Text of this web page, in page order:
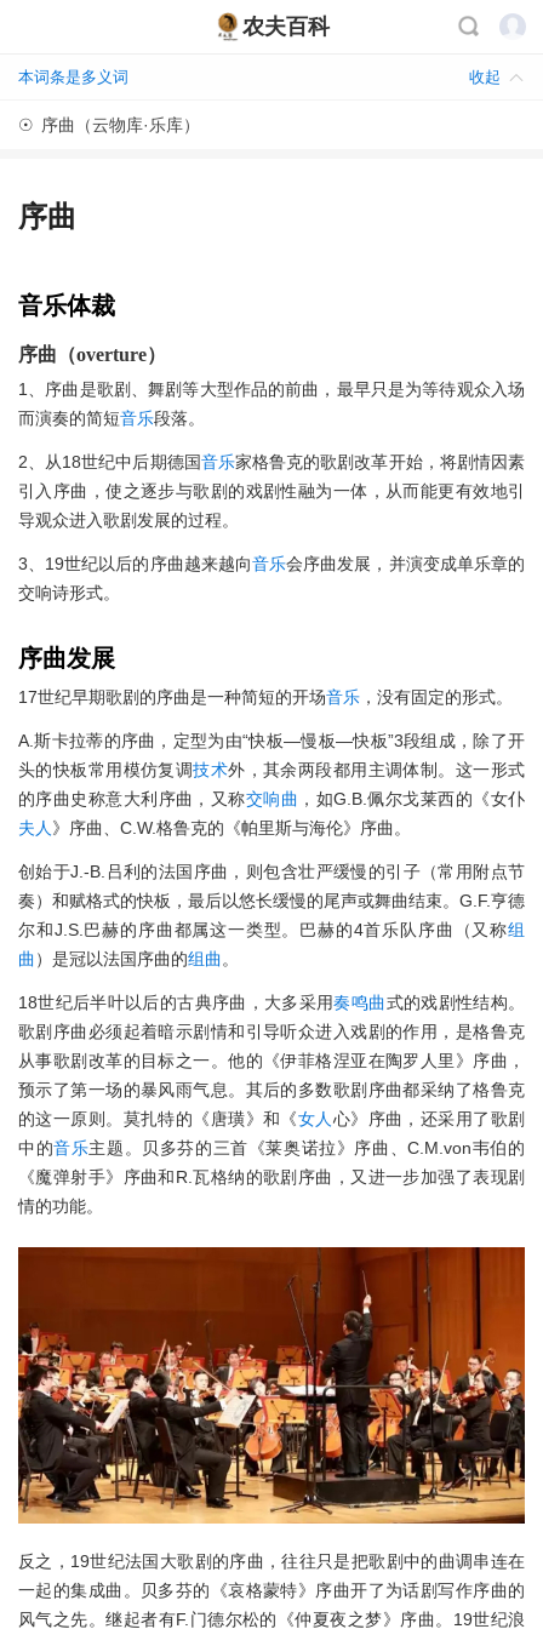
农夫百科
本词条是多义词 收起
☉ 序曲（云物库·乐库）
序曲
音乐体裁
序曲（overture）
1、序曲是歌剧、舞剧等大型作品的前曲，最早只是为等待观众入场
而演奏的简短音乐段落。
2、从18世纪中后期德国音乐家格鲁克的歌剧改革开始，将剧情因素
引入序曲，使之逐步与歌剧的戏剧性融为一体，从而能更有效地引
导观众进入歌剧发展的过程。
3、19世纪以后的序曲越来越向音乐会序曲发展，并演变成单乐章的
交响诗形式。
序曲发展
17世纪早期歌剧的序曲是一种简短的开场音乐 ，没有固定的形式。
A.斯卡拉蒂的序曲，定型为由“快板—慢板—快板”3段组成，除了开
头的快板常用模仿复调技术外，其余两段都用主调体制。这一形式
的序曲史称意大利序曲，又称交响曲 ，如G.B.佩尔戈莱西的《女仆
夫人 》序曲、C.W.格鲁克的《帕里斯与海伦》序曲。
创始于J.-B.吕利的法国序曲，则包含壮严缓慢的引子（常用附点节
奏）和赋格式的快板，最后以悠长缓慢的尾声或舞曲结束。G.F.亨德
尔和J.S.巴赫的序曲都属这一类型。巴赫的4首乐队序曲（又称组
曲 ）是冠以法国序曲的组曲 。
18世纪后半叶以后的古典序曲，大多采用奏鸣曲式的戏剧性结构。
歌剧序曲必须起着暗示剧情和引导听众进入戏剧的作用，是格鲁克
从事歌剧改革的目标之一。他的《伊菲格涅亚在陶罗人里》序曲，
预示了第一场的暴风雨气息。其后的多数歌剧序曲都采纳了格鲁克
的这一原则。莫扎特的《唐璜》和《女人 心》序曲，还采用了歌剧
中的音乐主题。贝多芬的三首《莱奥诺拉》序曲、C.M.von韦伯的
《魔弹射手》序曲和R.瓦格纳的歌剧序曲，又进一步加强了表现剧
情的功能。
反之，19世纪法国大歌剧的序曲，往往只是把歌剧中的曲调串连在
一起的集成曲。贝多芬的《哀格蒙特》序曲开了为话剧写作序曲的
风气之先。继起者有F.门德尔松的《仲夏夜之梦》序曲。19世纪浪